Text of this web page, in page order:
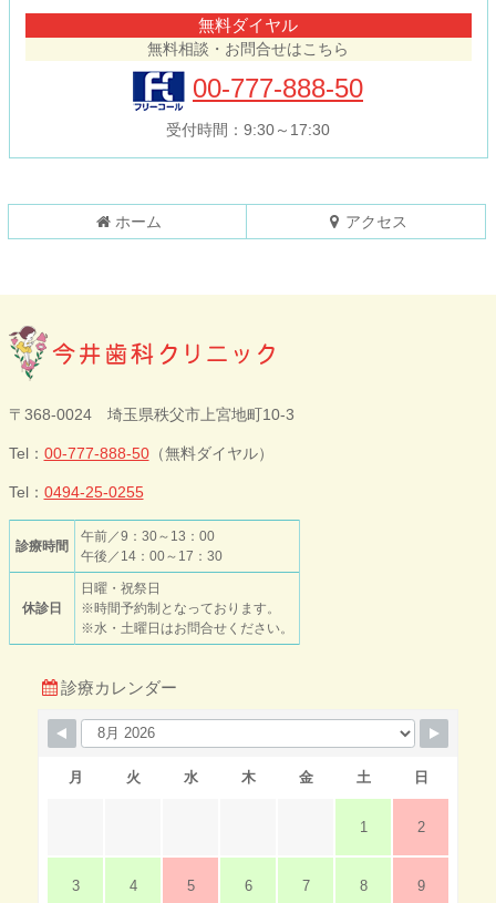
る
無料ダイヤル
無料相談・お問合せはこちら
00-777-888-50
受付時間：9:30～17:30
ホーム アクセス
今井歯科クリニ
ック
〒368-0024 埼玉県秩父市上宮地町10-3
Tel： 00-777-888-50（無料ダイヤル）
Tel： 0494-25-0255
診療時間
午前／9：30～13：00
午後／14：00～17：30
休診日
日曜・祝祭日
※時間予約制となっております。
※水・土曜日はお問合せください。
診療カレンダー
月 火 水 木 金 土 日
1 2
3 4 5 6 7 8 9